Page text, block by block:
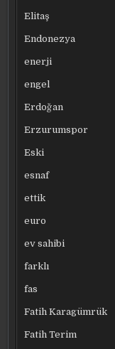
Elitaş
Endonezya
enerji
engel
Erdoğan
Erzurumspor
Eski
esnaf
ettik
euro
ev sahibi
farklı
fas
Fatih Karagümrük
Fatih Terim